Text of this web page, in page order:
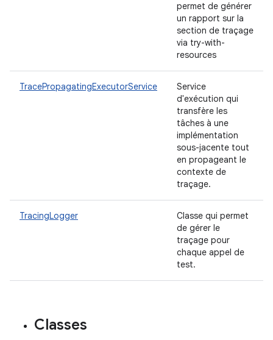
permet de générer
un rapport sur la
section de traçage
via try-with-
resources
TracePropagatingExecutorService
Service
d'exécution qui
transfère les
tâches à une
implémentation
sous-jacente tout
en propageant le
contexte de
traçage.
TracingLogger
Classe qui permet
de gérer le
traçage pour
chaque appel de
test.
Classes